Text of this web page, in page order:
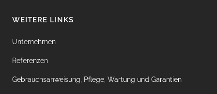
WEITERE LINKS
Unternehmen
Referenzen
Gebrauchsanweisung, Pflege, Wartung und Garantien